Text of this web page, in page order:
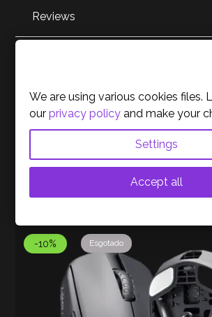
Reviews
PRODUTOS
-10% Esgotado
We are using various cookies files.
ourprivacy policy and make your
Settings
Accept all